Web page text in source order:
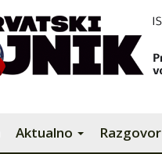
Aktualno Razgovor